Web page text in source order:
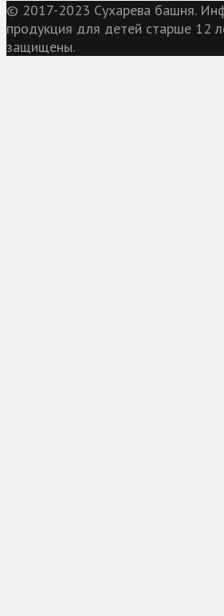
© 2017-2023 Сухарева башня.
продукция для детей старше 12
защищены.